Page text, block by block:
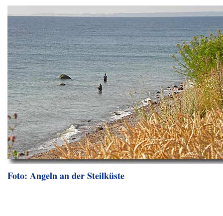
Foto: Angeln an der Steilküste